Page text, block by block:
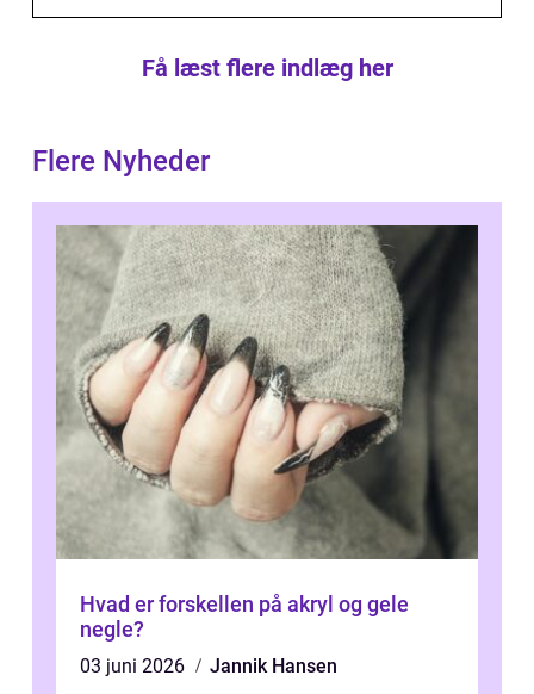
Få læst flere indlæg her
Flere Nyheder
Hvad er forskellen på akryl og gele
negle?
03 juni 2026
Jannik Hansen